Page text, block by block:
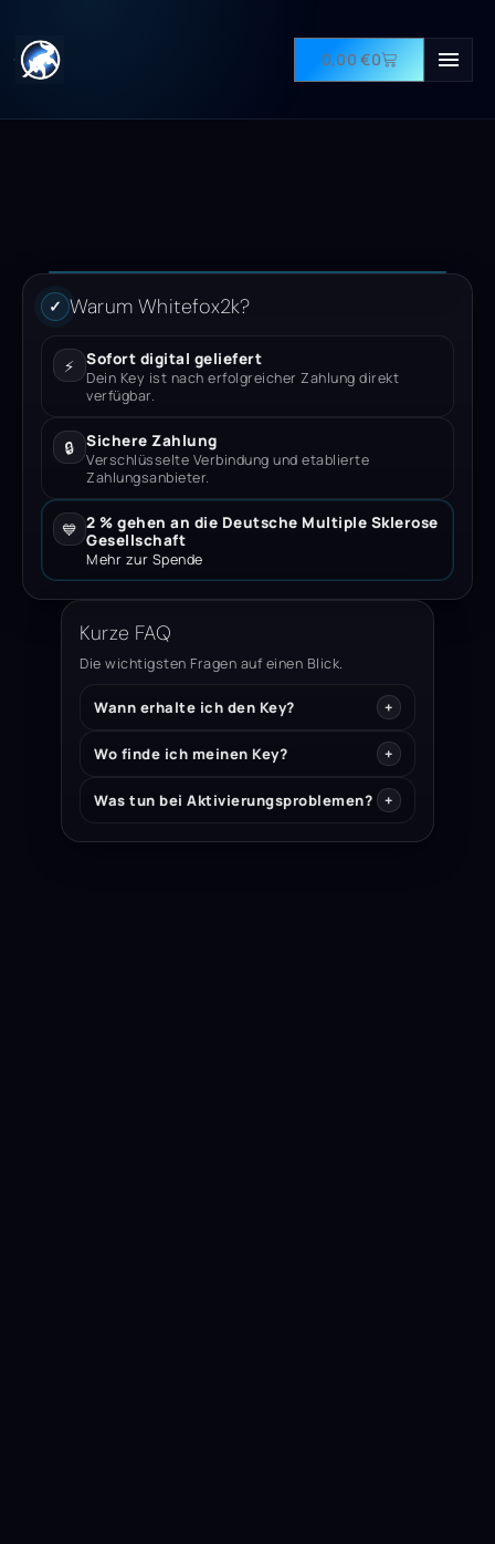
0,00€0
✓ Warum Whitefox2k?
⚡ Sofort digital geliefert
Dein Key ist nach erfolgreicher Zahlung direkt
verfügbar.
🔒 Sichere Zahlung
Verschlüsselte Verbindung und etablierte
Zahlungsanbieter.
💙 2 % gehen an die Deutsche Multiple Sklerose
Gesellschaft
Mehr zur Spende
Kurze FAQ
Die wichtigsten Fragen auf einen Blick.
Wann erhalte ich den Key?
Wo finde ich meinen Key?
Was tun bei Aktivierungsproblemen?